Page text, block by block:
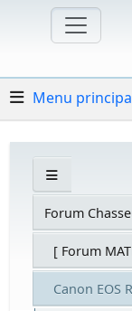
Menu
Forum
[ Forum
Canon EOS